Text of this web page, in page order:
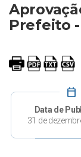
Prefeito -
calendar_today
Data de
31 de